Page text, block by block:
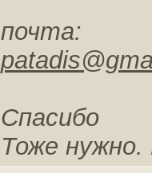
почта:
Спасибо
Тоже